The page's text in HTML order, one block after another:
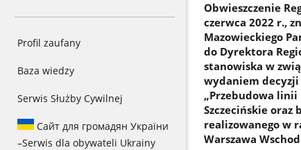
Profil zaufany
Baza wiedzy
Serwis Służby Cywilnej
Сайт для громадян України
–Serwis dla obywateli Ukrainy
Obwieszczenie
czerwca 2022 r.,
Mazowieckiego
do Dyrektora
stanowiska w
wydaniem
„Przebudowa linii
Szczecińskie
realizowanego w
Warszawa